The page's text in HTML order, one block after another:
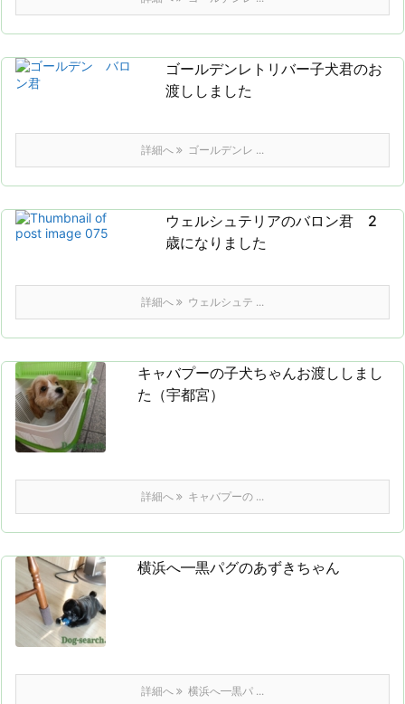
ゴールデンレトリバー子犬君のお
渡ししました
詳細へ ゴールデンレ ...
ウェルシュテリアのバロン君 2
歳になりました
詳細へ ウェルシュテ ...
キャバプーの子犬ちゃんお渡ししまし
た（宇都宮）
詳細へ キャバプーの ...
横浜へ━黒パグのあずきちゃん
詳細へ 横浜へ━黒パ ...